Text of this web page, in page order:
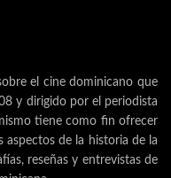
el cine dominicano que
y dirigido por el periodista
tiene como fin ofrecer
de la historia de la
reseñas y entrevistas de